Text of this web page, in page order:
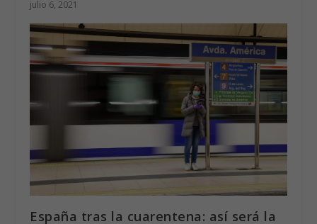
julio 6, 2021
España tras la cuarentena: así será la